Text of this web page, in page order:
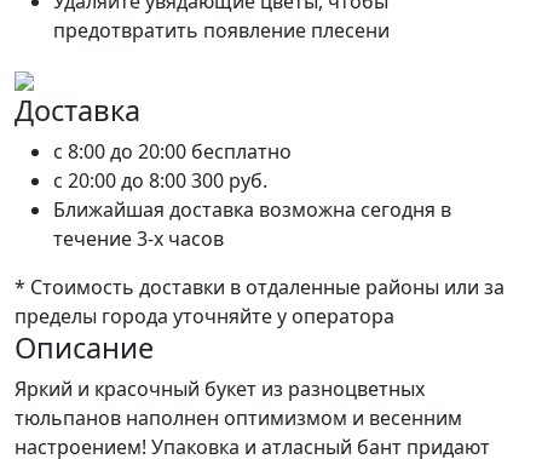
предотвратить появление плесени
Доставка
c 8:00 до 20:00 бесплатно
c 20:00 до 8:00300 руб.
Ближайшая доставка возможна сегодня в
течение 3-х часов
* Стоимость доставки в отдаленные районы или за
пределы города уточняйте у оператора
Описание
Яркий и красочный букет из разноцветных
тюльпанов наполнен оптимизмом и весенним
настроением! Упаковка и атласный бант придают